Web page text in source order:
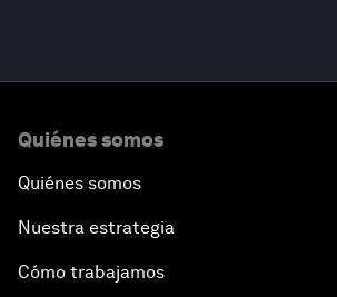
Quiénes somos
Quiénes somos
Nuestra estrategia
Cómo trabajamos